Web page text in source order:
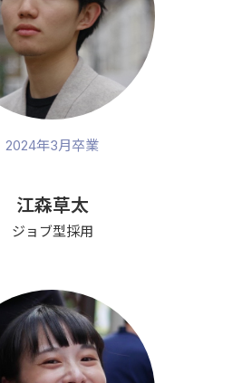
2024年3月卒業
江森草太
ジョブ型採用